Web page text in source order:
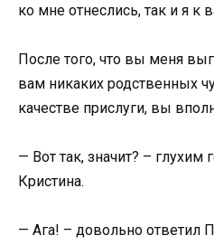
ко мне отнеслись, так и я к
После того, что вы меня
вам никаких родственных
качестве прислуги, вы
— Вот так, значит? – глухим
Кристина.
— Ага! – довольно ответил